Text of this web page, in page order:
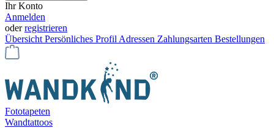
Ihr Konto
Anmelden
oderregistrieren
Übersicht Persönliches Profil Adressen Zahlungsarten Bestellungen
Fototapeten
Wandtattoos